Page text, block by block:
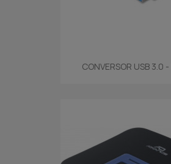
CONVERSOR USB 3.0 -